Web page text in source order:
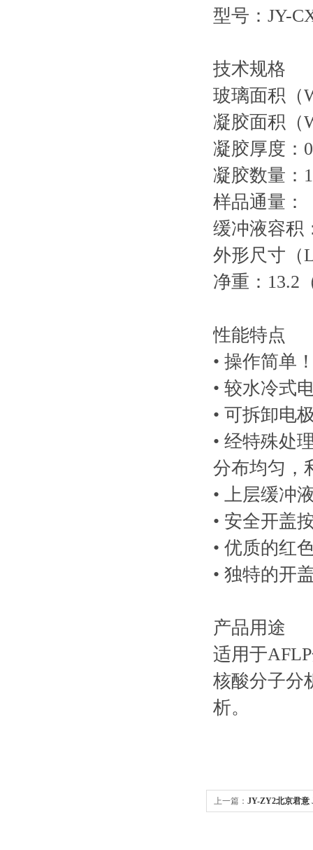
型号：JY-
技术规格
玻璃面积（
凝胶面积（
凝胶厚度：
凝胶数量：
样品通量：
缓冲液容积
外形尺寸（
净重：13.2
性能特点
• 操作简单
• 较水冷式
• 可拆卸电
• 经特殊处
分布均匀，
• 上层缓冲
• 安全开盖
• 优质的红
• 独特的开
产品用途
适用于
核酸分子分
析。
上一篇： JY-ZY2北京君意